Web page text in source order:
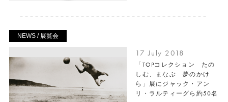
NEWS / 展覧会
17 July 2018
「TOPコレクション たの
しむ、まなぶ 夢のかけ
ら」展にジャック・アン
リ・ラルティーグら約50名